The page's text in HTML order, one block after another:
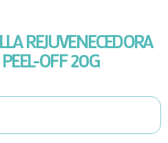
REJUVENECEDORA
OFF 20G